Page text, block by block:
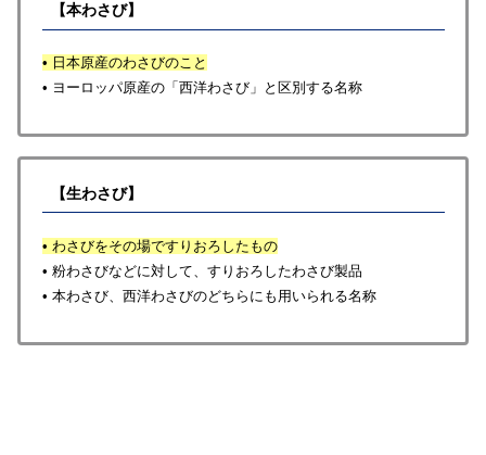
【本わさび】
• 日本原産のわさびのこと
• ヨーロッパ原産の「西洋わさび」と区別する名称
【生わさび】
• わさびをその場ですりおろしたもの
• 粉わさびなどに対して、すりおろしたわさび製品
• 本わさび、西洋わさびのどちらにも用いられる名称